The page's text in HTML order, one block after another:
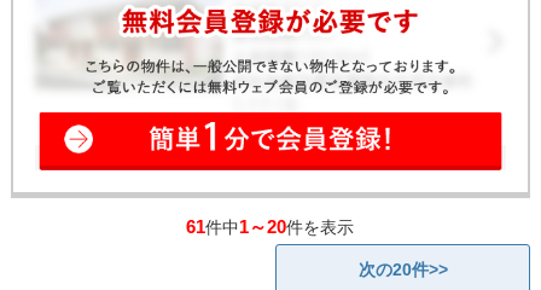
61件中1～20件を表示
次の20件>>